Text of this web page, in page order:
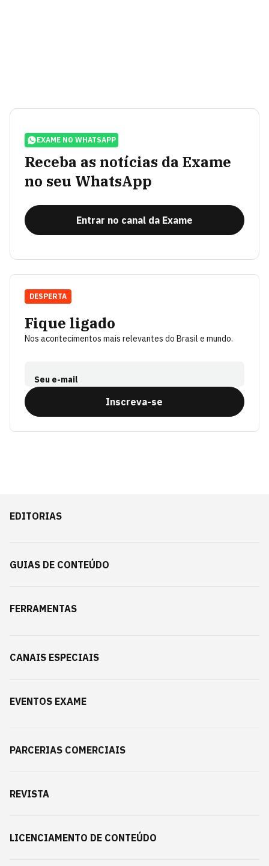
EXAME NO WHATSAPP
Receba as notícias da Exame
no seu WhatsApp
Entrar no canal da Exame
Fique ligado
Nos acontecimentos mais relevantes do Brasil e mundo.
Seu e-mail
Inscreva-se
DESPERTA
EDITORIAS
GUIAS DE CONTEÚDO
FERRAMENTAS
CANAIS ESPECIAIS
EVENTOS EXAME
PARCERIAS COMERCIAIS
REVISTA
LICENCIAMENTO DE CONTEÚDO